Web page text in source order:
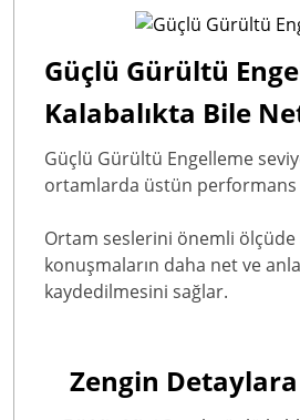
Güçlü Gürültü
Kalabalıkta Bile
Güçlü Gürültü Engelleme
ortamlarda üstün
Ortam seslerini önemli ölçüde
konuşmaların daha net ve
kaydedilmesini sağlar.
Zengin Detaylara